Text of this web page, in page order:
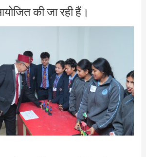
की जा रही हैं।